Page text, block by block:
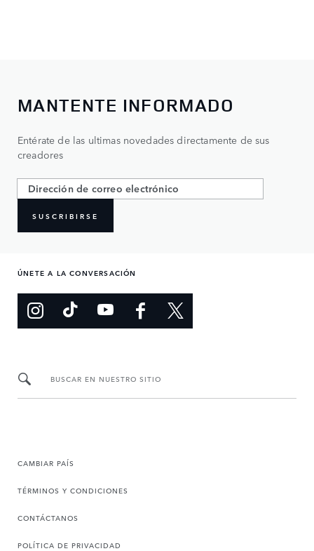
MANTENTE INFORMADO
Entérate de las ultimas novedades directamente de sus
creadores
SUSCRIBIRSE
ÚNETE A LA CONVERSACIÓN
BUSCAR EN NUESTRO SITIO
CAMBIAR PAÍS
TÉRMINOS Y CONDICIONES
CONTÁCTANOS
POLÍTICA DE PRIVACIDAD